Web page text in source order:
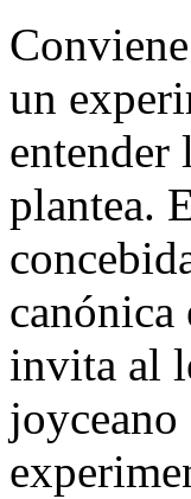
un
entender
plantea.
invita al
joyceano